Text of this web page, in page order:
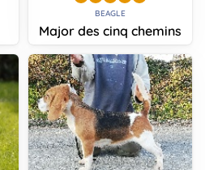
BEAGLE
Major des cinq chemins